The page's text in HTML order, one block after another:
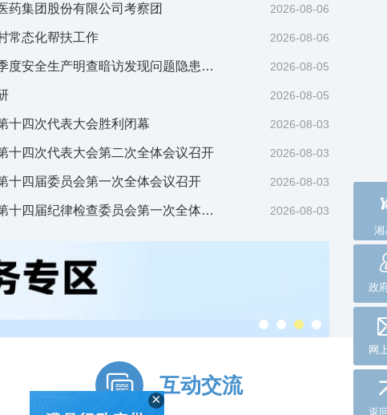
八好”行动
2026-08-06
药集团股份有限公司考察团
2026-08-06
常态化帮扶工作
2026-08-05
度安全生产明查暗访发现问题隐患…
2026-08-05
2026-08-03
十四次代表大会胜利闭幕
2026-08-03
十四次代表大会第二次全体会议召开
2026-08-03
十四届委员会第一次全体会议召开
2026-08-03
十四届纪律检查委员会第一次全体…
 互动交流
湘
政
网
返